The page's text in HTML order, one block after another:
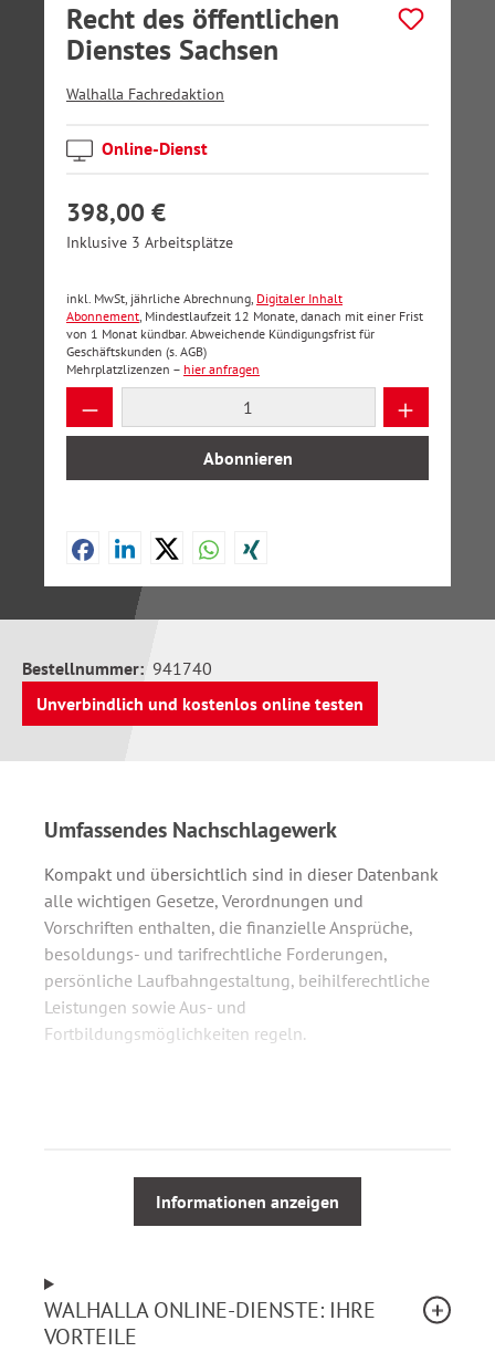
Recht des öffentlichen
Dienstes Sachsen
Walhalla Fachredaktion
Online-Dienst
398,00 €
Inklusive 3 Arbeitsplätze
inkl. MwSt, jährliche Abrechnung, Digitaler Inhalt
Abonnement, Mindestlaufzeit 12 Monate, danach mit einer Frist
von 1 Monat kündbar. Abweichende Kündigungsfrist für
Geschäftskunden (s. AGB)
Mehrplatzlizenzen – hier anfragen
Produkt Anzahl: Gib den gewünschten
Abonnieren
Bestellnummer: 941740
Unverbindlich und kostenlos online testen
Umfassendes Nachschlagewerk
Kompakt und übersichtlich sind in dieser Datenbank
alle wichtigen Gesetze, Verordnungen und
Vorschriften enthalten, die finanzielle Ansprüche,
besoldungs- und tarifrechtliche Forderungen,
persönliche Laufbahngestaltung, beihilferechtliche
Leistungen sowie Aus- und
Fortbildungsmöglichkeiten regeln.
Besoldungsrecht
Beamtenversorgungsrecht
Beamtenrechtliche Nebengebiete
Aus- und Fortbildung
Personalvertretungsrecht
Informationen anzeigen
WALHALLA ONLINE-DIENSTE: IHRE
VORTEILE